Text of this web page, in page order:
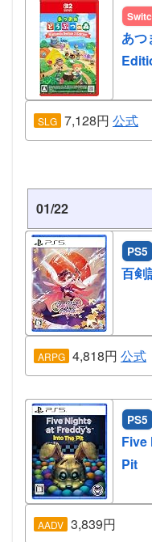
あつ
SLG 7,128円 公式
01/22
PS5
百剣
ARPG 4,818円 公式
PS5
Five
Pit
AADV 3,839円